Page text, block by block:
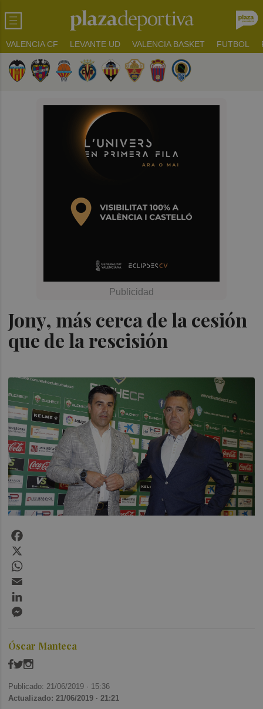
VALENCIA CF LEVANTE UD VALENCIA BASKET FUTBOL
Jony, más cerca de la cesión
que de la rescisión
Óscar Manteca
Publicado: 21/06/2019 · 15:36
Actualizado: 21/06/2019 · 21:21